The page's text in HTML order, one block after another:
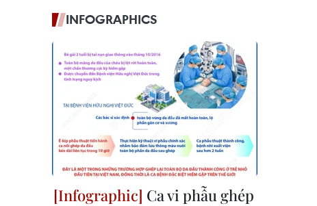
INFOGRAPHICS
Ca vi phẫu ghép